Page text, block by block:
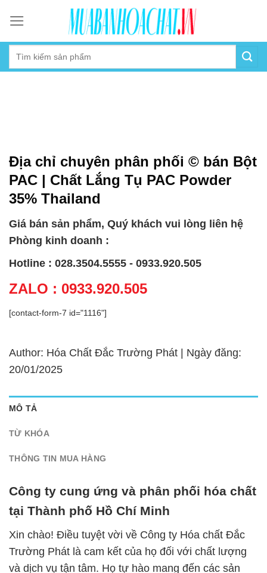
content
Địa chỉ chuyên phân phối © bán Bột
PAC | Chất Lắng Tụ PAC Powder
35% Thailand
Giá bán sản phẩm, Quý khách vui lòng liên hệ
Phòng kinh doanh :
Hotline : 028.3504.5555 - 0933.920.505
ZALO : 0933.920.505
[contact-form-7 id="1116"]
Author: Hóa Chất Đắc Trường Phát | Ngày đăng:
20/01/2025
MÔ TẢ
TỪ KHÓA
THÔNG TIN MUA HÀNG
Công ty cung ứng và phân phối hóa chất
tại Thành phố Hồ Chí Minh
Xin chào! Điều tuyệt vời về Công ty Hóa chất Đắc
Trường Phát là cam kết của họ đối với chất lượng
và dịch vụ tận tâm. Họ tự hào mang đến các sản